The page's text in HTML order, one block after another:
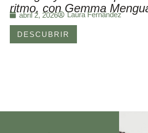
ritmo, con Gemma
abril 2, 2026 Laura Fernández
DESCUBRIR